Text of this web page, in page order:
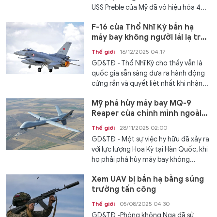
USS Preble của Mỹ đã vô hiệu hóa 4...
F-16 của Thổ Nhĩ Kỳ bắn hạ
máy bay không người lái lạ trên
Biển Đen
Thế giới 16/12/2025 04:17
GD&TĐ - Thổ Nhĩ Kỳ cho thấy vẫn là
quốc gia sẵn sàng đưa ra hành động
cứng rắn và quyết liệt nhất khi nhận...
Mỹ phá hủy máy bay MQ-9
Reaper của chính mình ngoài
khơi bờ biển Hàn Quốc
Thế giới 28/11/2025 02:00
GD&TĐ - Một sự việc hy hữu đã xảy ra
với lực lượng Hoa Kỳ tại Hàn Quốc, khi
họ phải phá hủy máy bay không...
Xem UAV bị bắn hạ bằng súng
trường tấn công
Thế giới 05/08/2025 04:30
GD&TĐ -Phòng không Nga đã sử